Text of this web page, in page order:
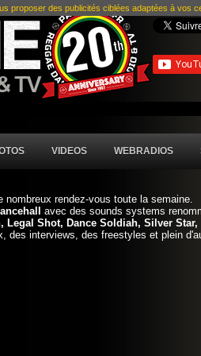
VIDEOS WEBRADIOS
nombreux rendez-vous toute la semaine.
avec des sounds systems
Legal Shot, Dance Soldiah, Silver Star,
des interviews, des freestyles et plein
proposer des publicités ciblées adaptées à vos